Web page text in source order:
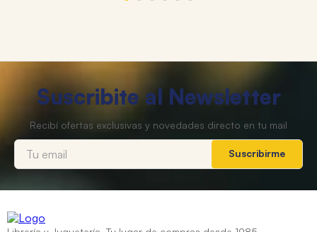
Suscribite al Newsletter
Suscribirme